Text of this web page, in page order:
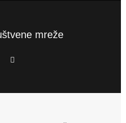
mreže
F
a
o